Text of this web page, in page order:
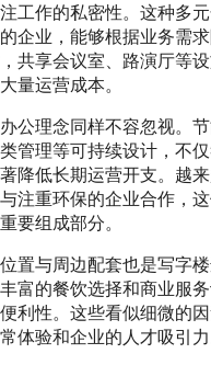
工作的私密性。这种多
企业，能够根据业务需
共享会议室、路演厅等
量运营成本。
公理念同样不容忽视。
管理等可持续设计，不
降低长期运营开支。越
注重环保的企业合作，
要组成部分。
置与周边配套也是写字
富的餐饮选择和商业服
利性。这些看似细微的
体验和企业的人才吸引力